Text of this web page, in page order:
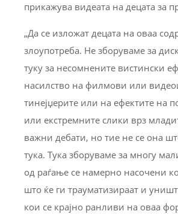
прикажува видеата на децата за
„Да се изложат децата на оваа
злоупотреба. Не зборуваме за
туку за несомнените вистински
насилство на филмови или
тинејџерите или на ефектите на
или екстремните слики врз
важни дебати, но тие не се она
тука. Тука зборуваме за многу
од раѓање се намерно насочени
што ќе ги трауматизираат и
кои се крајно ранливи на оваа